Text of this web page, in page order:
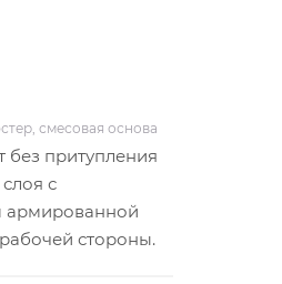
смесовая основа
без притупления
с
армированной
стороны.